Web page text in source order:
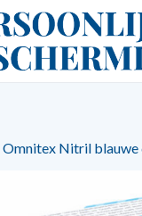
Omnitex Nitril blauwe